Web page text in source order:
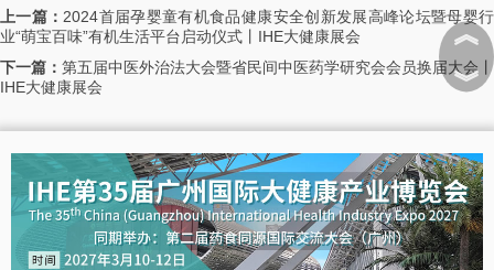
上一篇：2024首届孕婴童有机食品健康安全创新发展高峰论坛暨母婴行
业“萌宝百味”有机生活平台启动仪式丨IHE大健康展会
下一篇： 第五届中医外治法大会暨省民间中医药学研究会会员换届大会丨
IHE大健康展会
︽
︾